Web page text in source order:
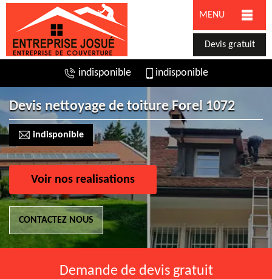
MENU
Devis gratuit
indisponible indisponible
Devis nettoyage de toiture Forel 1072
indisponible
Voir nos realisations
CONTACTEZ NOUS
Demande de devis gratuit